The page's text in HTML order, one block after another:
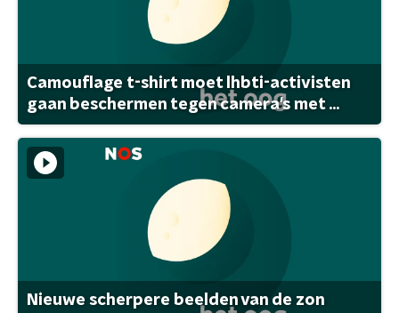
Camouflage t-shirt moet lhbti-activisten
gaan beschermen tegen camera's met ...
Nieuwe scherpere beelden van de zon